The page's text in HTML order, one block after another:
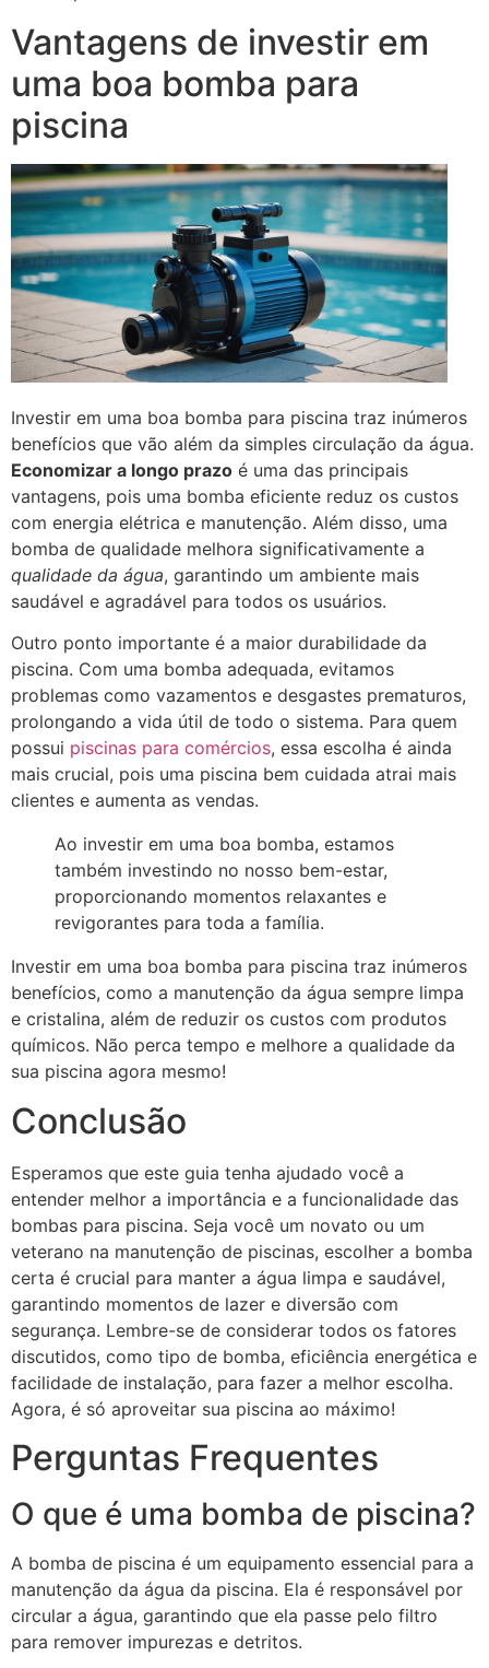
Vantagens de investir em
uma boa bomba para
piscina
Investir em uma boa bomba para piscina traz inúmeros
benefícios que vão além da simples circulação da água.
Economizar a longo prazo é uma das principais
vantagens, pois uma bomba eficiente reduz os custos
com energia elétrica e manutenção. Além disso, uma
bomba de qualidade melhora significativamente a
qualidade da água, garantindo um ambiente mais
saudável e agradável para todos os usuários.
Outro ponto importante é a maior durabilidade da
piscina. Com uma bomba adequada, evitamos
problemas como vazamentos e desgastes prematuros,
prolongando a vida útil de todo o sistema. Para quem
possui piscinas para comércios, essa escolha é ainda
mais crucial, pois uma piscina bem cuidada atrai mais
clientes e aumenta as vendas.
Ao investir em uma boa bomba, estamos
também investindo no nosso bem-estar,
proporcionando momentos relaxantes e
revigorantes para toda a família.
Investir em uma boa bomba para piscina traz inúmeros
benefícios, como a manutenção da água sempre limpa
e cristalina, além de reduzir os custos com produtos
químicos. Não perca tempo e melhore a qualidade da
sua piscina agora mesmo!
Conclusão
Esperamos que este guia tenha ajudado você a
entender melhor a importância e a funcionalidade das
bombas para piscina. Seja você um novato ou um
veterano na manutenção de piscinas, escolher a bomba
certa é crucial para manter a água limpa e saudável,
garantindo momentos de lazer e diversão com
segurança. Lembre-se de considerar todos os fatores
discutidos, como tipo de bomba, eficiência energética e
facilidade de instalação, para fazer a melhor escolha.
Agora, é só aproveitar sua piscina ao máximo!
Perguntas Frequentes
O que é uma bomba de piscina?
A bomba de piscina é um equipamento essencial para a
manutenção da água da piscina. Ela é responsável por
circular a água, garantindo que ela passe pelo filtro
para remover impurezas e detritos.